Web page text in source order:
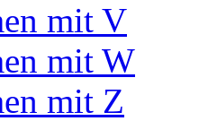
mit V
mit W
mit Z